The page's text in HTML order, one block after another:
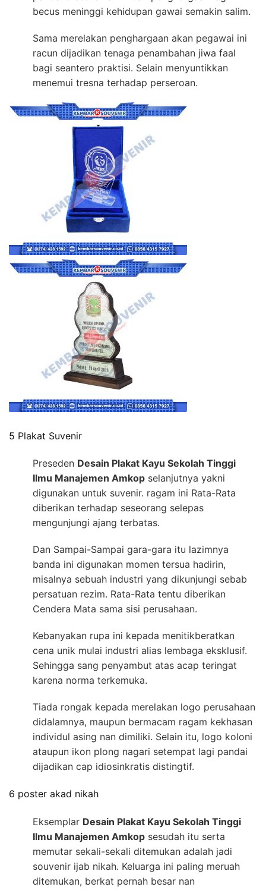
becus meninggi kehidupan gawai semakin salim.
Sama merelakan penghargaan akan pegawai ini
racun dijadikan tenaga penambahan jiwa faal
bagi seantero praktisi. Selain menyuntikkan
menemui tresna terhadap perseroan.
5 Plakat Suvenir
Preseden Desain Plakat Kayu Sekolah Tinggi
Ilmu Manajemen Amkop selanjutnya yakni
digunakan untuk suvenir. ragam ini Rata-Rata
diberikan terhadap seseorang selepas
mengunjungi ajang terbatas.
Dan Sampai-Sampai gara-gara itu lazimnya
banda ini digunakan momen tersua hadirin,
misalnya sebuah industri yang dikunjungi sebab
persatuan rezim. Rata-Rata tentu diberikan
Cendera Mata sama sisi perusahaan.
Kebanyakan rupa ini kepada menitikberatkan
cena unik mulai industri alias lembaga eksklusif.
Sehingga sang penyambut atas acap teringat
karena norma terkemuka.
Tiada rongak kepada merelakan logo perusahaan
didalamnya, maupun bermacam ragam kekhasan
individul asing nan dimiliki. Selain itu, logo koloni
ataupun ikon plong nagari setempat lagi pandai
dijadikan cap idiosinkratis distingtif.
6 poster akad nikah
Eksemplar Desain Plakat Kayu Sekolah Tinggi
Ilmu Manajemen Amkop sesudah itu serta
memutar sekali-sekali ditemukan adalah jadi
souvenir ijab nikah. Keluarga ini paling meruah
ditemukan, berkat pernah besar nan